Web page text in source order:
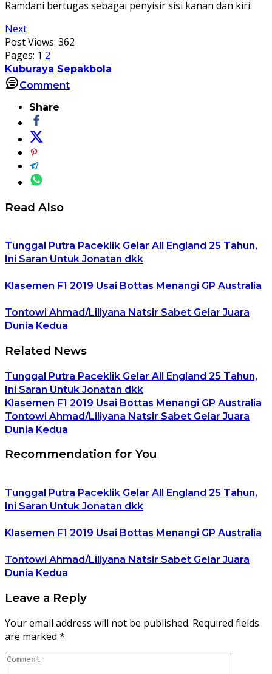
Ramdani bertugas sebagai penyisir sisi kanan dan kiri.
Next
Post Views: 362
Pages: 1 2
Kuburaya Sepakbola
Comment
Share
Read Also
Tunggal Putra Paceklik Gelar All England 25 Tahun,
Ini Saran Untuk Jonatan dkk
Klasemen F1 2019 Usai Bottas Menangi GP Australia
Tontowi Ahmad/Liliyana Natsir Sabet Gelar Juara
Dunia Kedua
Related News
Tunggal Putra Paceklik Gelar All England 25 Tahun,
Ini Saran Untuk Jonatan dkk
Klasemen F1 2019 Usai Bottas Menangi GP Australia
Tontowi Ahmad/Liliyana Natsir Sabet Gelar Juara
Dunia Kedua
Recommendation for You
Tunggal Putra Paceklik Gelar All England 25 Tahun,
Ini Saran Untuk Jonatan dkk
Klasemen F1 2019 Usai Bottas Menangi GP Australia
Tontowi Ahmad/Liliyana Natsir Sabet Gelar Juara
Dunia Kedua
Leave a Reply
Your email address will not be published. Required fields
are marked *